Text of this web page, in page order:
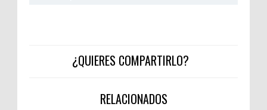
¿QUIERES COMPARTIRLO?
RELACIONADOS